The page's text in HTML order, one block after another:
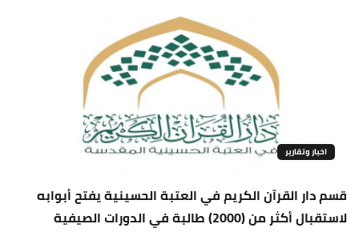
اخبار وتقارير
قسم دار القرآن الكريم في العتبة الحسينية يفتح أبوابه
لاستقبال أكثر من (2000) طالبة في الدورات الصيفية